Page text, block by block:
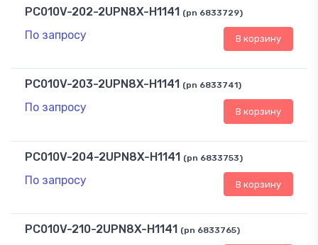
PC010V-202-2UPN8X-H1141 (pn 6833729)
По запросу В корзину
PC010V-203-2UPN8X-H1141 (pn 6833741)
По запросу В корзину
PC010V-204-2UPN8X-H1141 (pn 6833753)
По запросу В корзину
PC010V-210-2UPN8X-H1141 (pn 6833765)